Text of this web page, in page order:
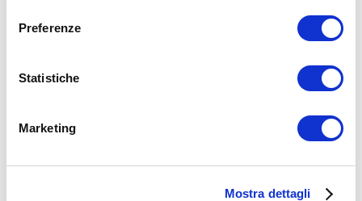
Preferenze
Statistiche
Marketing
Mostra dettagli
Dicembre 2015